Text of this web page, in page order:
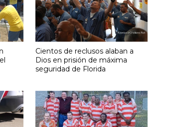
Cientos de reclusos alaban a
Dios en prisión de máxima
seguridad de Florida